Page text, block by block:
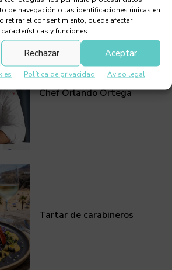
de navegación o las identificaciones únicas en
retirar el consentimiento, puede afectar
y funciones.
Aceptar
Rechazar
Política de privacidad Aviso legal
Chef Orlando Ortega
Tartar de carabineros